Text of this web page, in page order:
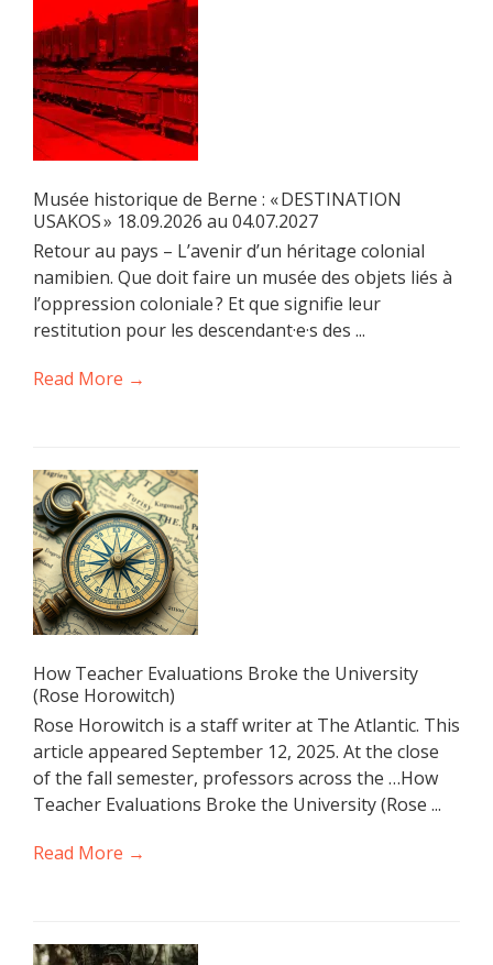
Musée historique de Berne : « DESTINATION
USAKOS » 18.09.2026 au 04.07.2027
Retour au pays – L’avenir d’un héritage colonial
namibien. Que doit faire un musée des objets liés à
l’oppression coloniale ? Et que signifie leur
restitution pour les descendant·e·s des ...
Read More →
How Teacher Evaluations Broke the University
(Rose Horowitch)
Rose Horowitch is a staff writer at The Atlantic. This
article appeared September 12, 2025. At the close
of the fall semester, professors across the …How
Teacher Evaluations Broke the University (Rose ...
Read More →